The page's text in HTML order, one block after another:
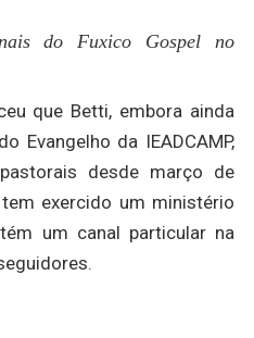
do Fuxico Gospel no
que Betti, embora ainda
Evangelho da IEADCAMP,
desde março de
exercido um ministério
um canal particular na